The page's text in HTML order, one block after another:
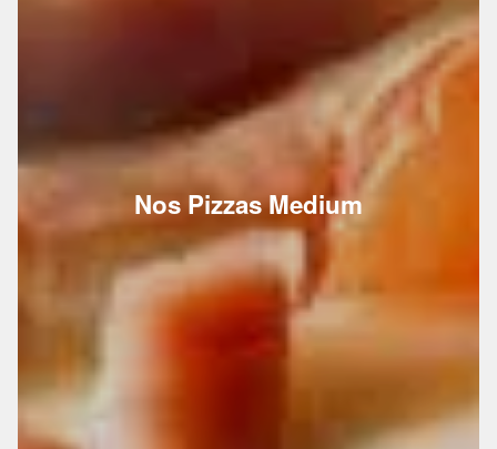
Nos Pizzas Medium